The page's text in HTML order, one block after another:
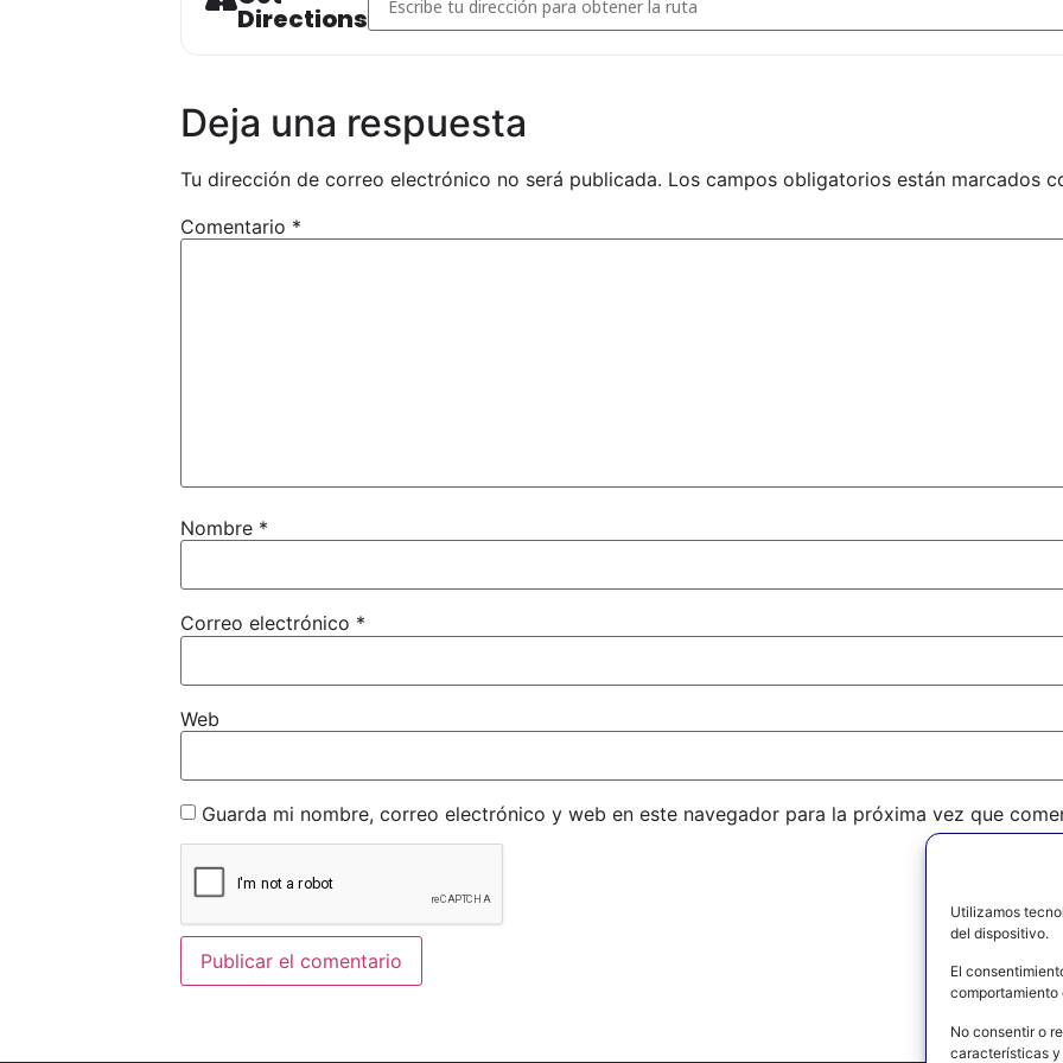
Utilizamos
del dispositivo.
El
comportamiento
No consentir o
características y
Directions
Deja una respuesta
Tu dirección de correo electrónico no será publicada. Los campos obligatorios están marcados
Comentario *
Nombre *
Correo electrónico *
Web
Guarda mi nombre, correo electrónico y web en este navegador para la próxima vez que